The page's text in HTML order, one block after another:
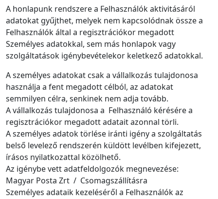
A honlapunk rendszere a Felhasználók aktivitásáról
adatokat gyűjthet, melyek nem kapcsolódnak össze a
Felhasználók által a regisztrációkor megadott
Személyes adatokkal, sem más honlapok vagy
szolgáltatások igénybevételekor keletkező adatokkal.
A személyes adatokat csak a vállalkozás tulajdonosa
használja a fent megadott célból, az adatokat
semmilyen célra, senkinek nem adja tovább.
A vállalkozás tulajdonosa a Felhasználó kérésére a
regisztrációkor megadott adatait azonnal törli.
A személyes adatok törlése iránti igény a szolgáltatás
belső levelező rendszerén küldött levélben kifejezett,
írásos nyilatkozattal közölhető.
Az igénybe vett adatfeldolgozók megnevezése:
Magyar Posta Zrt / Csomagszállításra
Személyes adataik kezeléséről a Felhasználók az